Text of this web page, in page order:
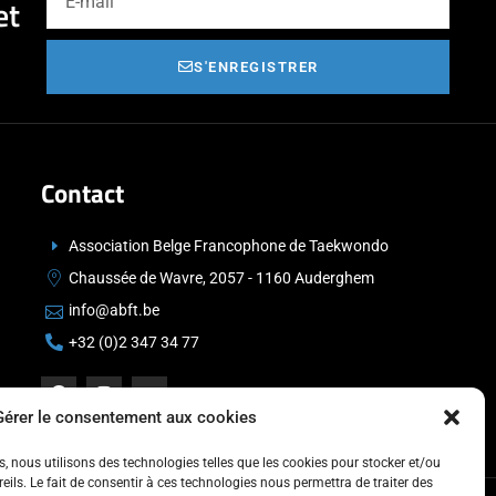
le consentement aux cookies
nous utilisons des technologies telles que les cookies pour stocker et/ou
Le fait de consentir à ces technologies nous permettra de traiter des
S'ENREGISTRER
Contact
Association Belge Francophone de Taekwondo
Chaussée de Wavre, 2057 - 1160 Auderghem
info@abft.be
+32 (0)2 347 34 77